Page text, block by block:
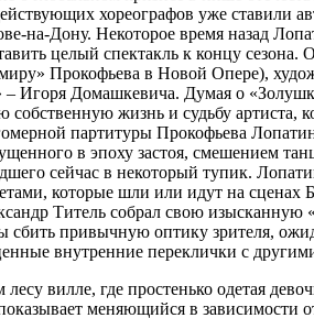
хореографов уже
Дону. Некоторое время назад
целый спектакль к концу
Прокофьева в Новой Опере),
– Игоря Домашкевича. Думая о
жизнь и судьбу артиста,
партитуры Прокофьева
в эпоху застоя, смешением
сейчас в некоторый тупик.
которые шли или идут на
Титель собрал свою
привычную оптику зрителя,
внутренние переклички с
вилле, где простенько одетая
меняющийся в